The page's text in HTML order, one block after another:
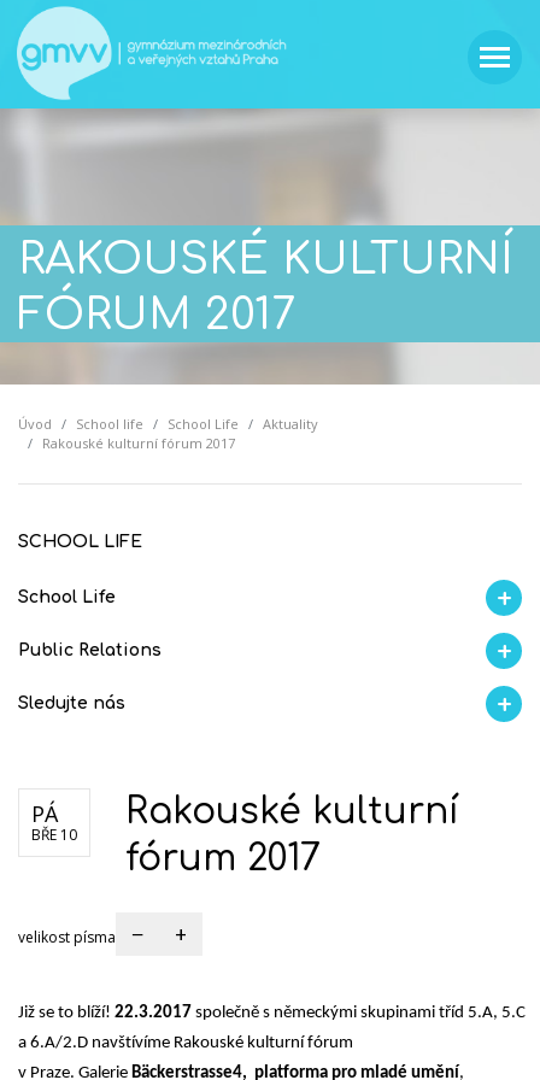
RAKOUSKÉ KULTURNÍ
FÓRUM 2017
Úvod School life School Life
Aktuality
Rakouské kulturní fórum 2017
SCHOOL LIFE
School Life
Aktuality Proběhlo na GMVV AI Ambasador
Public Relations
Školní magazín REFRESH Soutěže
Sledujte nás
PÁ
BŘE 10
Rakouské kulturní
fórum 2017
velikost písma − +
Již se to blíží! 22.3.2017 společně s německými skupinami tříd 5.A, 5.C
a 6.A/2.D navštívíme Rakouské kulturní fórum
v Praze. Galerie Bäckerstrasse4, platforma pro mladé umění,